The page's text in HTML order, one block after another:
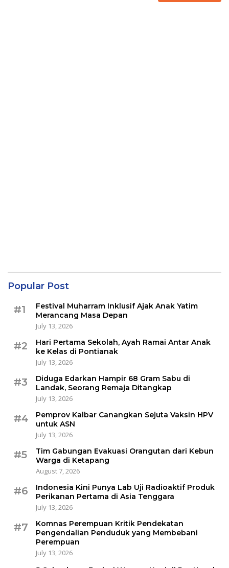
Popular Post
#1
Festival Muharram Inklusif Ajak Anak Yatim
Merancang Masa Depan
July 13, 2026
#2
Hari Pertama Sekolah, Ayah Ramai Antar Anak
ke Kelas di Pontianak
July 13, 2026
#3
Diduga Edarkan Hampir 68 Gram Sabu di
Landak, Seorang Remaja Ditangkap
July 13, 2026
#4
Pemprov Kalbar Canangkan Sejuta Vaksin HPV
untuk ASN
July 13, 2026
#5
Tim Gabungan Evakuasi Orangutan dari Kebun
Warga di Ketapang
August 7, 2026
#6
Indonesia Kini Punya Lab Uji Radioaktif Produk
Perikanan Pertama di Asia Tenggara
July 13, 2026
#7
Komnas Perempuan Kritik Pendekatan
Pengendalian Penduduk yang Membebani
Perempuan
July 13, 2026